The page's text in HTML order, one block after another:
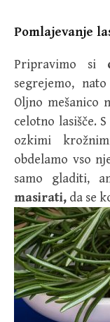
Pomlajevanje
Pripravimo si
segrejemo,
Oljno mešanico
celotno lasišče.
ozkimi
obdelamo vso
samo gladiti,
masirati, da se